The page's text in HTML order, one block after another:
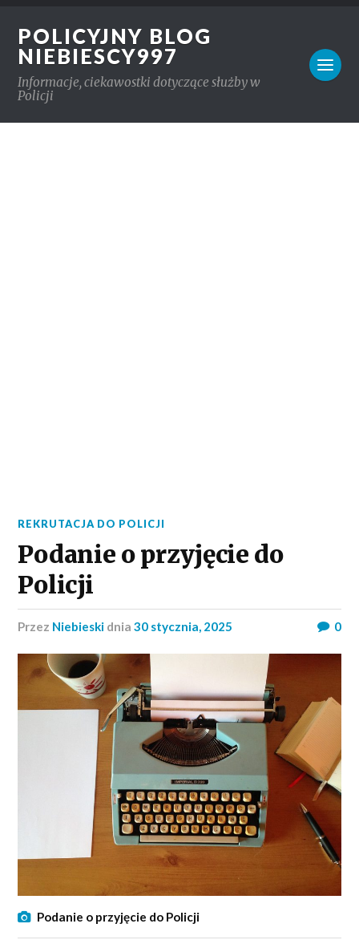
POLICYJNY BLOG
NIEBIESCY997
Informacje, ciekawostki dotyczące służby w
Policji
REKRUTACJA DO POLICJI
Podanie o przyjęcie do
Policji
przez Niebieski dnia30 stycznia, 2025 0
Podanie o przyjęcie do Policji